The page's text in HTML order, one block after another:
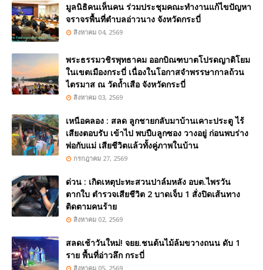
มูลนิธิคนเห็นคน ร่วมประชุมคณะทำงานแก้ไขปัญหา
จราจรพื้นที่ตำบลอ่าวนาง จังหวัดกระบี่
สิงหาคม 04, 2569
พระธรรมวชิรพุทธาคม ออกบิณฑบาตโปรดญาติโยม
ในเขตเมืองกระบี่ เนื่องในโอกาสจำพรรษากาลถ้วน
ไตรมาส ณ วัดถ้ำเสือ จังหวัดกระบี่
สิงหาคม 03, 2569
เหนือคลอง : สลด ลูกชายกลับมาบ้านเคาะประตู ไร้
เสียงตอบรับ เข้าไป พบปืuลูกซอง วางอยู่ ก่อนพบร่าง
พ่อกับแม่ เสียชีวิตแล้วทั้งคู่ภาพในบ้าน
กรกฎาคม 27, 2569
ด่วน : เกิดเหตุปะทะสวนปาล์มหลัง อบต.ไพรวัน
ตากใบ ตำรวจเสียชีวิต 2 บาดเจ็บ 1 สั่งปิดเส้นทาง
ติดตามคนร้าย
สิงหาคม 02, 2569
สลดเช้าวันใหม่! จยย.ชนต้นไม้ล้มขวางถนน ดับ 1
ราย พื้นที่อ่าวลึก กระบี่
สิงหาคม 05, 2569